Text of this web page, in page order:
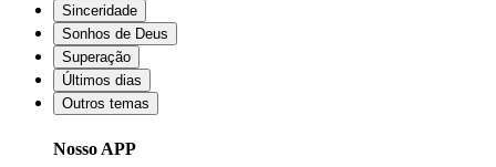
Sinceridade
Sonhos de Deus
Superação
Últimos dias
Outros temas
Nosso APP